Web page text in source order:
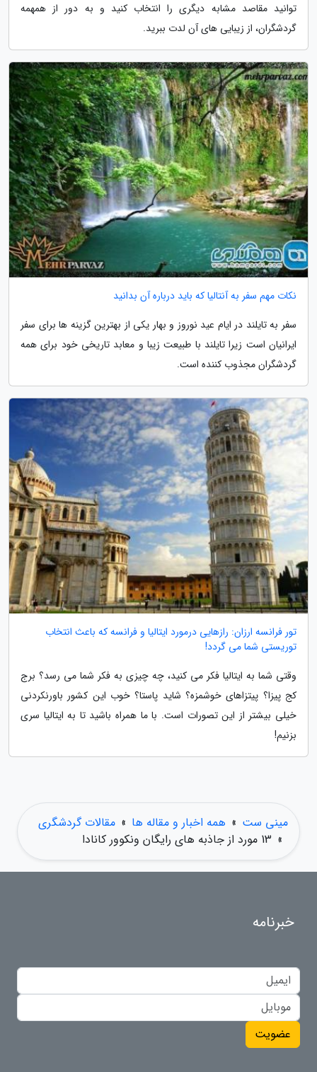
توانید مقاصد مشابه دیگری را انتخاب کنید و به دور از همهمه
گردشگران، از زیبایی های آن لدت ببرید.
نکات مهم سفر به آنتالیا که باید درباره آن بدانید
سفر به تایلند در ایام عید نوروز و بهار یکی از بهترین گزینه ها برای سفر
ایرانیان است زیرا تایلند با طبیعت زیبا و معابد تاریخی خود برای همه
گردشگران مجذوب کننده است.
تور فرانسه ارزان: رازهایی درمورد ایتالیا و فرانسه که باعث انتخاب
توریستی شما می گردد!
وقتی شما به ایتالیا فکر می کنید، چه چیزی به فکر شما می رسد؟ برج
کج پیزا؟ پیتزاهای خوشمزه؟ شاید پاستا؟ خوب این کشور باورنکردنی
خیلی بیشتر از این تصورات است. با ما همراه باشید تا به ایتالیا سری
بزنیم!
مینی ست » همه اخبار و مقاله ها » مقالات گردشگری
» 13 مورد از جاذبه های رایگان ونکوور کانادا
خبرنامه
عضویت